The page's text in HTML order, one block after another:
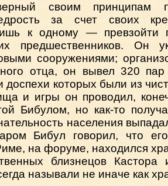
своим принципам
за счет своих
к одному — превзойти
предшественников. Он
сооружениями;
отца, он вывел 320 пар
доспехи которых были из
и игры он проводил,
Бибулом, но как-то
населения
Бибул говорил, что его
на форуме, находился
близнецов
называли не иначе как